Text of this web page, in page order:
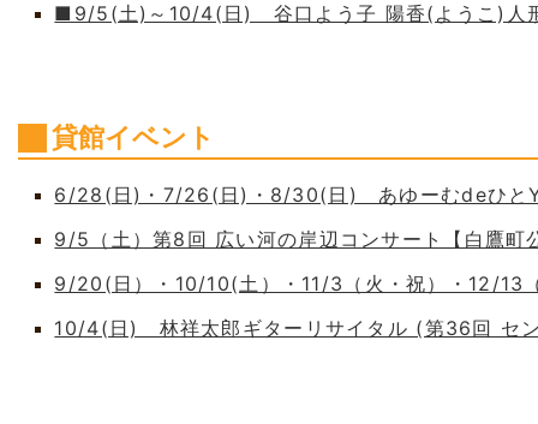
■9/5(土)～10/4(日) 谷口よう子 陽香(ようこ)人
貸館イベント
6/28(日)・7/26(日)・8/30(日) あゆーむdeひと
9/5（土）第8回 広い河の岸辺コンサート【白鷹町
9/20(日）・10/10(土）・11/3（火・祝）・12/
10/4(日) 林祥太郎ギターリサイタル (第36回 セ